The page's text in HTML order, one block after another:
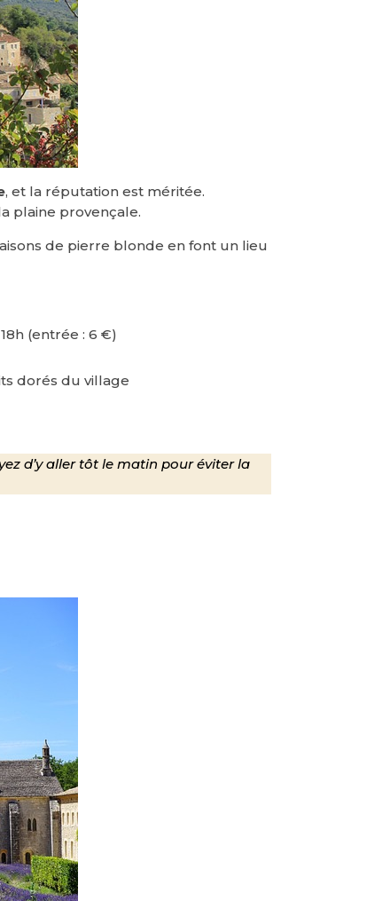
, et la réputation est méritée.
plaine provençale.
de pierre blonde en font un lieu
(entrée : 6 €)
dorés du village
d’y aller tôt le matin pour éviter la